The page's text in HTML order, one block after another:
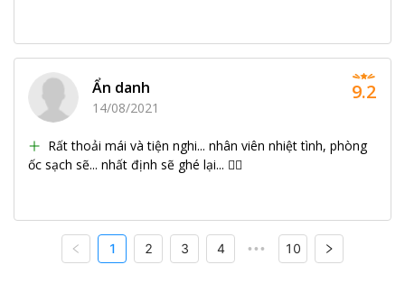
Ẩn danh
14/08/2021
Rất thoải mái và tiện nghi... nhân viên nhiệt tình, phòng
ốc sạch sẽ... nhất định sẽ ghé lại... 👍🏼
9.2
1 2 3 4 ••• 10